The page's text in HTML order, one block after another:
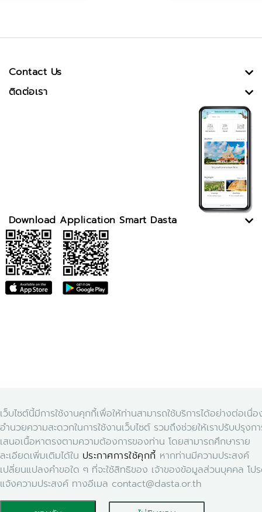
เว็บไซต์นี้มีการใช้งานคุกกี้เพื่อให้ท่านสามารถใช้บริการได้อย่างต่อเนื่อ
อำนวยความสะดวกในการใช้งานเว็บไซต์ รวมถึงช่วยให้เราปรับปรุงก
เสนอเนื้อหาตรงตามความต้องการของท่าน โดยสามารถศึกษาราย
ละเอียดเพิ่มเติมได้ใน ประกาศการใช้คุกกี้ หากท่านมีความประสงค์
เปลี่ยนแปลงคำขอใด ๆ ที่จะใช้สิทธิของ เจ้าของข้อมูลส่วนบุคคล โป
แจ้งความประสงค์ ทางอีเมล contact@dasta.or.th
Contact Us
ติดต่อเรา
Download Application Smart Dasta